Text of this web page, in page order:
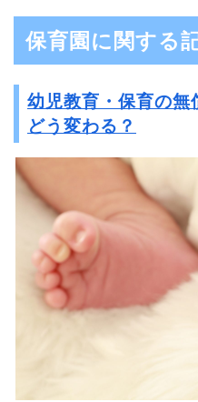
保育園に関する
幼児教育・保育の無
どう変わる？